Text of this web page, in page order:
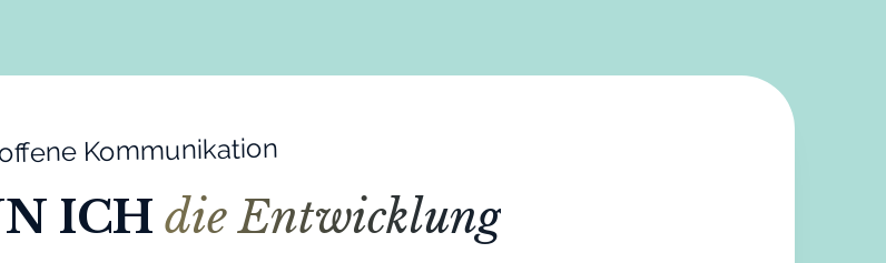
Kommunikation
ICHdie Entwicklung